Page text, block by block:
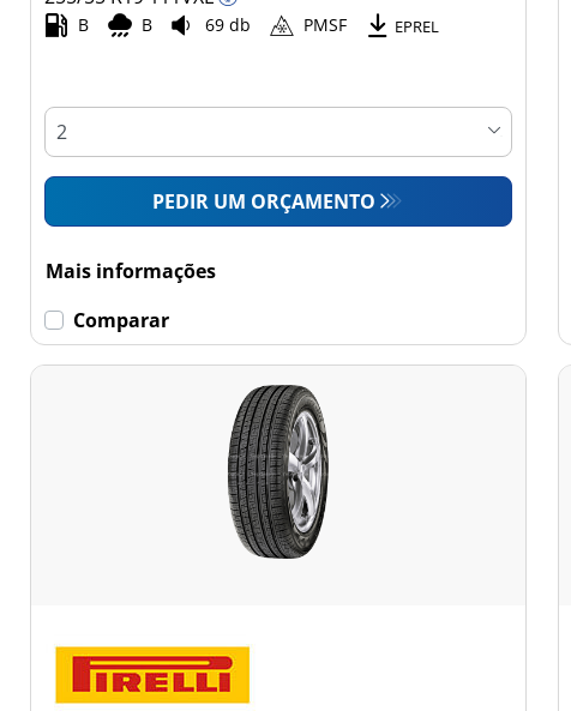
Comercial (0)
Sem esvaziamento
limitado (58)
Mais
B B 69 db PMSF EPREL
PEDIR UM ORÇAMENTO
Mais informações
Comparar